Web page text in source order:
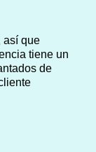
así que
tiene un
de